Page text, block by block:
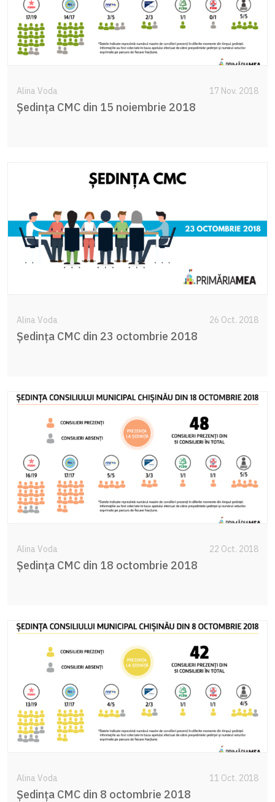
Alina Voda 17 Nov. 2018
Şedinţa CMC din 15 noiembrie 2018
Alina Voda 26 Oct. 2018
Şedinţa CMC din 23 octombrie 2018
Alina Voda 22 Oct. 2018
Şedinţa CMC din 18 octombrie 2018
Alina Voda 11 Oct. 2018
Şedinţa CMC din 8 octombrie 2018